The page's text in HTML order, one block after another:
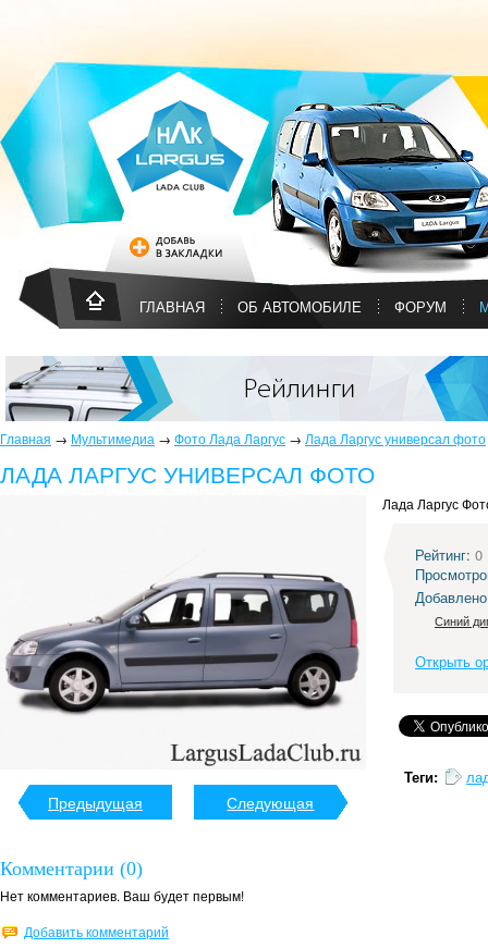
ГЛАВНАЯ ОБ АВТОМОБИЛЕ ФОРУМ
Главная → Мультимедиа → Фото Лада Ларгус → Лада Ларгус универсал фото
ЛАДА ЛАРГУС УНИВЕРСАЛ ФОТО
Предыдущая Следующая
Лада Ларгус
Рейтинг: 0
Синий
Открыть
Теги:
Комментарии (0)
Нет комментариев. Ваш будет первым!
Добавить комментарий